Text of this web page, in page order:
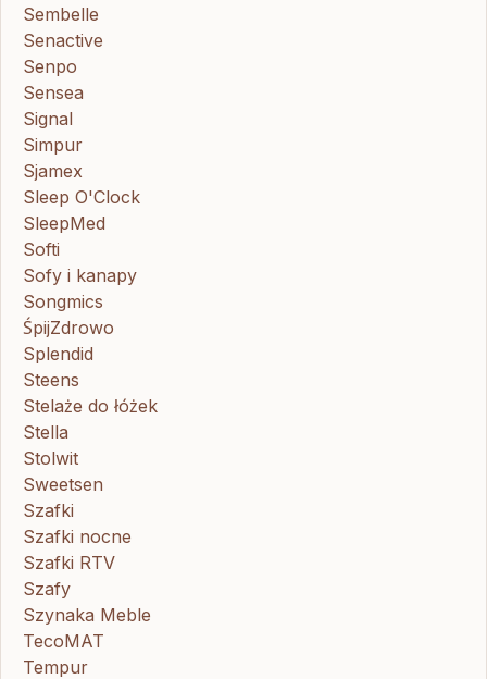
Sembelle
Senactive
Senpo
Sensea
Signal
Simpur
Sjamex
Sleep O'Clock
SleepMed
Softi
Sofy i kanapy
Songmics
ŚpijZdrowo
Splendid
Steens
Stelaże do łóżek
Stella
Stolwit
Sweetsen
Szafki
Szafki nocne
Szafki RTV
Szafy
Szynaka Meble
TecoMAT
Tempur